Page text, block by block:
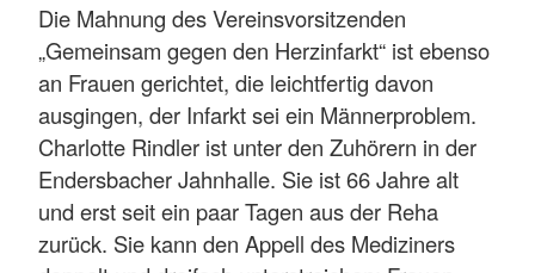
Die Mahnung des Vereinsvorsitzenden
„Gemeinsam gegen den Herzinfarkt“ ist ebenso
an Frauen gerichtet, die leichtfertig davon
ausgingen, der Infarkt sei ein Männerproblem.
Charlotte Rindler ist unter den Zuhörern in der
Endersbacher Jahnhalle. Sie ist 66 Jahre alt
und erst seit ein paar Tagen aus der Reha
zurück. Sie kann den Appell des Mediziners